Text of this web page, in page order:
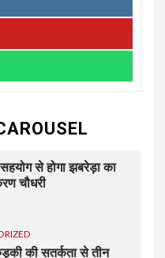
हर्षवर्धन सिंह
के सहयोग से होगा
हर्षवर्धन सिंह रावत
से होगा झबरेड़ा का
चौधरी
की सतर्कता से तीन